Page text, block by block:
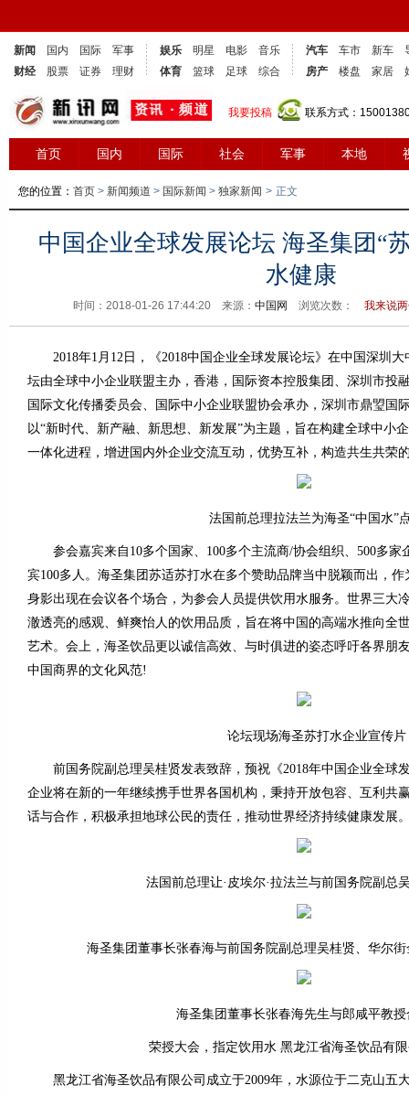
新闻 国内 国际
军事
财经
股票 证券 理财
娱乐 明星 电影
音乐
体育
篮球 足球 综合
汽车 车市 新车
房产
楼盘 家居
我要投稿 联系方式：
首页 国内 国际 社会 军事 本地
您的位置： 首页 > 新闻频道 > 国际新闻 > 独家新闻 > 正文
中国企业全球发展论坛 海圣集团“
水健康
时间：2018-01-26 17:44:20 来源： 中国网 浏览次数： 我来说
2018年1月12日，《2018中国企业全球发展论坛》在中国深圳大
坛由全球中小企业联盟主办，香港，国际资本控股集团、深圳市投
国际文化传播委员会、国际中小企业联盟协会承办，深圳市鼎琞国
以“新时代、新产融、新思想、新发展”为主题，旨在构建全球中小
一体化进程，增进国内外企业交流互动，优势互补，构造共生共荣
法国前总理拉法兰为海圣“中国水”
参会嘉宾来自10多个国家、100多个主流商/协会组织、500多家
宾100多人。海圣集团苏适苏打水在多个赞助品牌当中脱颖而出，
身影出现在会议各个场合，为参会人员提供饮用水服务。世界三大
澈透亮的感观、鲜爽怡人的饮用品质，旨在将中国的高端水推向全
艺术。会上，海圣饮品更以诚信高效、与时俱进的姿态呼吁各界朋
中国商界的文化风范!
论坛现场海圣苏打水企业宣传片
前国务院副总理吴桂贤发表致辞，预祝《2018年中国企业全球
企业将在新的一年继续携手世界各国机构，秉持开放包容、互利共
话与合作，积极承担地球公民的责任，推动世界经济持续健康发展
法国前总理让·皮埃尔·拉法兰与前国务院副总
海圣集团董事长张春海与前国务院副总理吴桂贤、华尔街
海圣集团董事长张春海先生与郎咸平教授
荣授大会，指定饮用水 黑龙江省海圣饮品有限
黑龙江省海圣饮品有限公司成立于2009年，水源位于二克山五